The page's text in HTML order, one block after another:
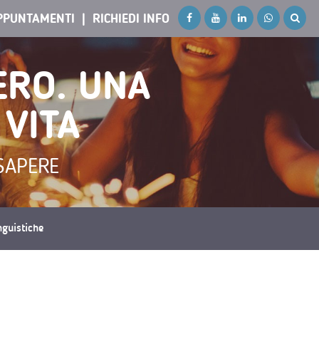
RICHIEDI INFO
UNA